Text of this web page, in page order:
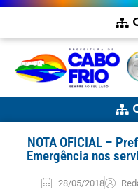
NOTA OFICIAL –
Emergência nos
28/05/2018